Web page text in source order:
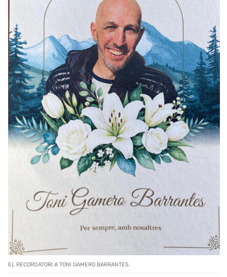
EL RECORDATORI A TONI GAMERO BARRANTES.